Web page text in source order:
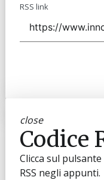
RSS link
close
Codice
Clicca sul
RSS negli appunti.